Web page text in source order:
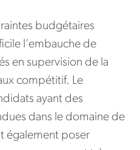
budgétaires
l’embauche de
en supervision de la
compétitif. Le
ayant des
dans le domaine de
également poser